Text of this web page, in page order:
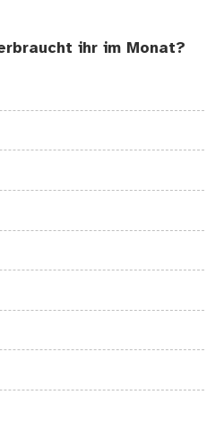
ihr im Monat?